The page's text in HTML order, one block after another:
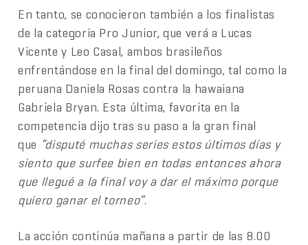
En tanto, se conocieron también a los finalistas
de la categoría Pro Junior, que verá a Lucas
Vicente y Leo Casal, ambos brasileños
enfrentándose en la final del domingo, tal como la
peruana Daniela Rosas contra la hawaiana
Gabriela Bryan. Esta última, favorita en la
competencia dijo tras su paso a la gran final
que “disputé muchas series estos últimos días y
siento que surfee bien en todas entonces ahora
que llegué a la final voy a dar el máximo porque
quiero ganar el torneo”.
La acción continúa mañana a partir de las 8.00